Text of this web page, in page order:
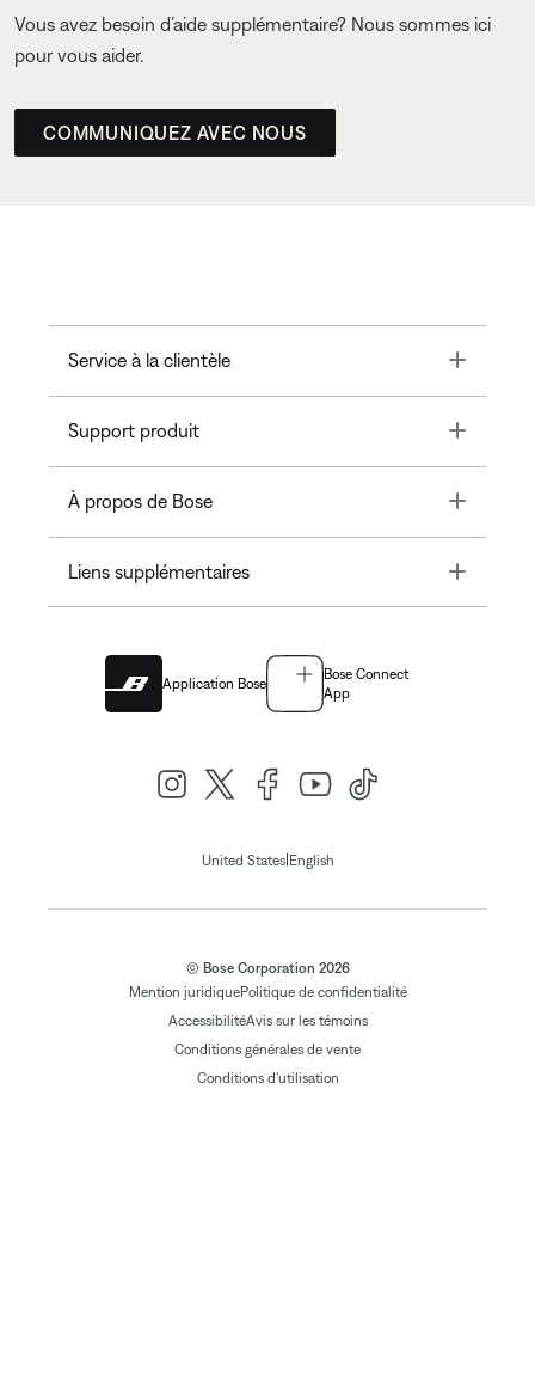
Vous avez besoin d’aide supplémentaire? Nous sommes ici
pour vous aider.
COMMUNIQUEZ AVEC NOUS
Service à la clientèle Toggle
Support produit Toggle
À propos de Bose Toggle
Liens supplémentaires Toggle
Application Bose
Bose Connect
App
United States| English
© Bose Corporation 2026
Mention juridiquePolitique de confidentialité
AccessibilitéAvis sur les témoins
Conditions générales de vente
Conditions d'utilisation